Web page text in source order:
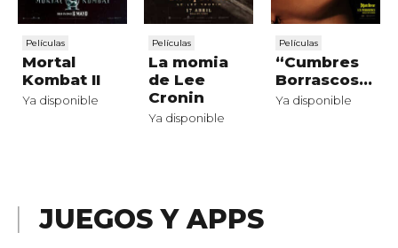
Películas
Mortal
Kombat II
Ya disponible
Películas
La momia
de Lee
Cronin
Ya disponible
Películas
“Cumbres
Borrascosas”
Ya disponible
JUEGOS Y APPS